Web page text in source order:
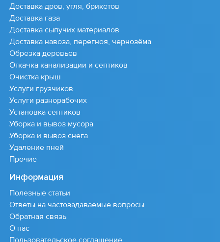
Доставка дров, угля, брикетов
Доставка газа
Доставка сыпучих материалов
Доставка навоза, перегноя, чернозёма
Обрезка деревьев
Откачка канализации и септиков
Очистка крыш
Услуги грузчиков
Услуги разнорабочих
Установка септиков
Уборка и вывоз мусора
Уборка и вывоз снега
Удаление пней
Прочие
Информация
Полезные статьи
Ответы на частозадаваемые вопросы
Обратная связь
О нас
Пользовательское соглашение